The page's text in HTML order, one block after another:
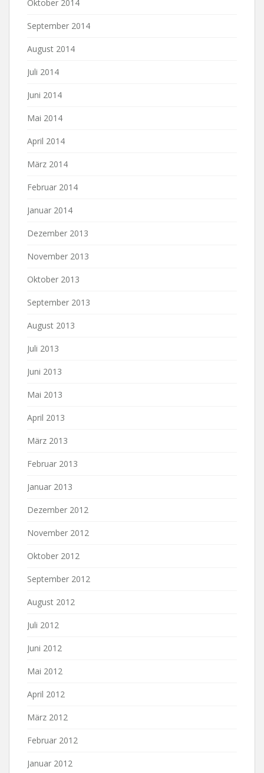
Oktober 2014
September 2014
August 2014
Juli 2014
Juni 2014
Mai 2014
April 2014
März 2014
Februar 2014
Januar 2014
Dezember 2013
November 2013
Oktober 2013
September 2013
August 2013
Juli 2013
Juni 2013
Mai 2013
April 2013
März 2013
Februar 2013
Januar 2013
Dezember 2012
November 2012
Oktober 2012
September 2012
August 2012
Juli 2012
Juni 2012
Mai 2012
April 2012
März 2012
Februar 2012
Januar 2012